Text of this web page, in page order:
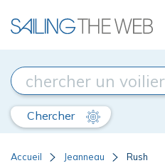
Chercher
Accueil Jeanneau Rush